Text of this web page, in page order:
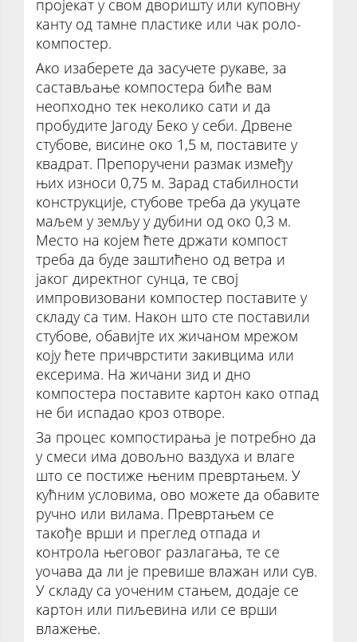
пројекат у свом дворишту или куповну
канту од тамне пластике или чак роло-
компостер.
Ако изаберете да засучете рукаве, за
састављање компостера биће вам
неопходно тек неколико сати и да
пробудите Јагоду Беко у себи. Дрвене
стубове, висине око 1,5 м, поставите у
квадрат. Препоручени размак између
њих износи 0,75 м. Зарад стабилности
конструкције, стубове треба да укуцате
маљем у земљу у дубини од око 0,3 м.
Место на којем ћете држати компост
треба да буде заштићено од ветра и
јаког директног сунца, те свој
импровизовани компостер поставите у
складу са тим. Након што сте поставили
стубове, обавијте их жичаном мрежом
коју ћете причврстити закивцима или
ексерима. На жичани зид и дно
компостера поставите картон како отпад
не би испадао кроз отворе.
За процес компостирања је потребно да
у смеси има довољно ваздуха и влаге
што се постиже њеним превртањем. У
кућним условима, ово можете да обавите
ручно или вилама. Превртањем се
такође врши и преглед отпада и
контрола његовог разлагања, те се
уочава да ли је превише влажан или сув.
У складу са уоченим стањем, додаје се
картон или пиљевина или се врши
влажење.